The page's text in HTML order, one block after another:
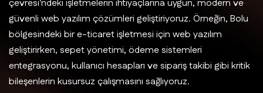
çevresi'ndeki işletmelerin ihtiyaçlarına uygun, modern ve
güvenli web yazılım çözümleri geliştiriyoruz. Örneğin, Bolu
bölgesindeki bir e-ticaret işletmesi için web yazılım
geliştirirken, sepet yönetimi, ödeme sistemleri
entegrasyonu, kullanıcı hesapları ve sipariş takibi gibi kritik
bileşenlerin kusursuz çalışmasını sağlıyoruz.